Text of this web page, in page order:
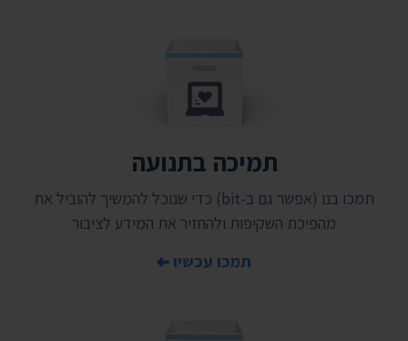
תמיכה בתנועה
תמכו בנו (אפשר גם ב-bit) כדי שנוכל להמשיך להוביל את
מהפיכת השקיפות ולהחזיר את המידע לציבור
תמכו עכשיו